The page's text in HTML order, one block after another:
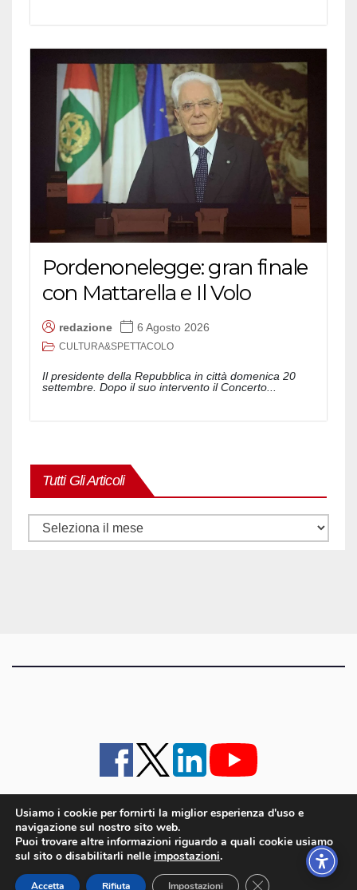
Pordenonelegge: gran finale
con Mattarella e Il Volo
redazione 6 Agosto 2026
CULTURA&SPETTACOLO
Il presidente della Repubblica in città domenica 20
settembre. Dopo il suo intervento il Concerto...
Tutti Gli Articoli
Tutti
iMagazine · contatti e staff · lavora con noi
Cookie policy UE
iMagazine è un marchio di proprietà di Goliardica Editrice redazione in via Aquileia 64a,
Bagnaria Arsa (UD) - P.iva 00559050315
Usiamo i cookie per fornirti la miglior esperienza d'uso e
navigazione sul nostro sito web.
Puoi trovare altre informazioni riguardo a quali cookie usiamo
sul sito o disabilitarli nelle impostazioni.
Accetta Rifiuta Impostazioni Close GDPR